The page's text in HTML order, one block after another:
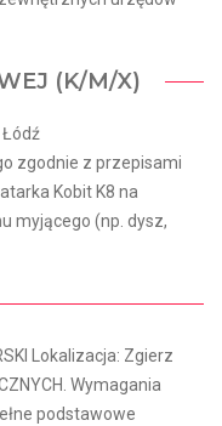
(K/M/X)
Łódź
zgodnie z przepisami
Kobit K8 na
myjącego (np. dysz,
Lokalizacja: Zgierz
Wymagania
podstawowe